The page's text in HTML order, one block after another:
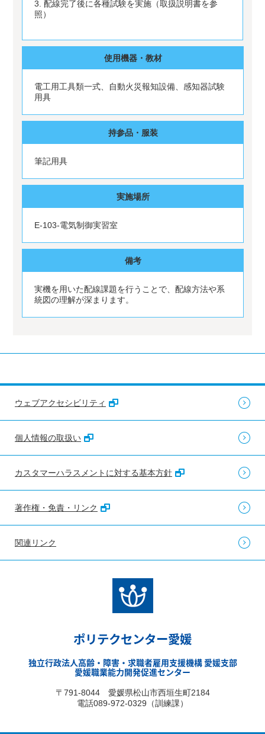
3. 配線完了後に各種試験を実施（取扱説明書を参
照）
使用機器・教材
電工用工具類一式、自動火災報知設備、感知器試験
用具
持参品・服装
筆記用具
実施場所
E-103-電気制御実習室
備考
実機を用いた配線課題を行うことで、配線方法や系
統図の理解が深まります。
ウェブアクセシビリティ
個人情報の取扱い
カスタマーハラスメントに対する基本方針
著作権・免責・リンク
関連リンク
ポリテクセンター愛媛
独立行政法人高齢・障害・求職者雇用支援機構 愛媛支部
愛媛職業能力開発促進センター
〒791-8044 愛媛県松山市西垣生町2184
電話089-972-0329（訓練課）